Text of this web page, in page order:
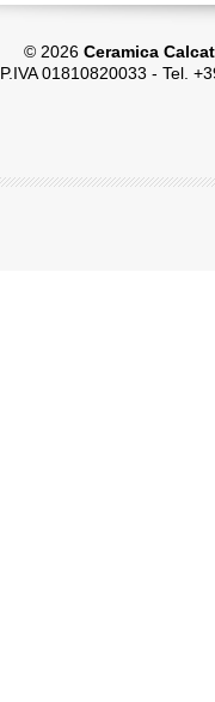
© 2026 Ceramica
P.IVA 01810820033 - Tel.